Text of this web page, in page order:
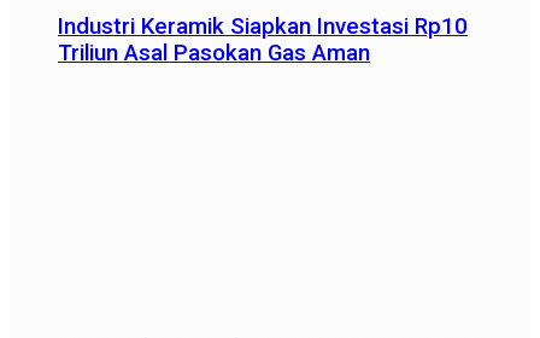
Industri Keramik Siapkan Investasi Rp10
Triliun Asal Pasokan Gas Aman